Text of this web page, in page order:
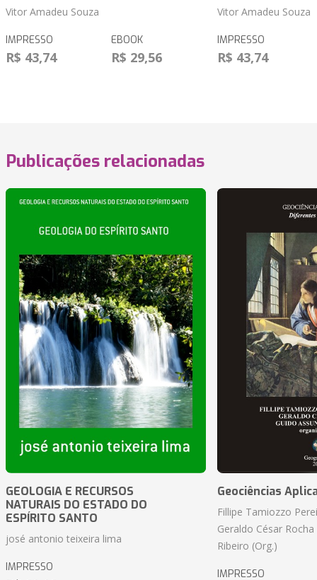
Vitor Amadeu Souza
IMPRESSO
R$ 43,74
EBOOK
R$ 29,56
Vitor Amadeu Souza
IMPRESSO
R$ 43,74
Publicações relacionadas
GEOLOGIA E RECURSOS
NATURAIS DO ESTADO DO
ESPÍRITO SANTO
josé antonio teixeira lima
IMPRESSO
Geociências
Fillipe Tamiozzo
Geraldo César
Ribeiro (Org.)
IMPRESSO